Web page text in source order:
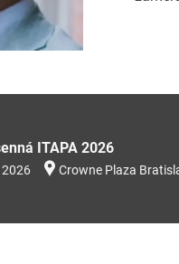
ITAPA 2026
2026 Crowne Plaza